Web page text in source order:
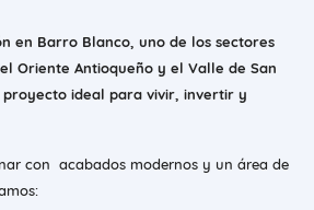
en Barro Blanco, uno de los sectores
Oriente Antioqueño y el Valle de San
proyecto ideal para vivir, invertir y
con acabados modernos y un área de